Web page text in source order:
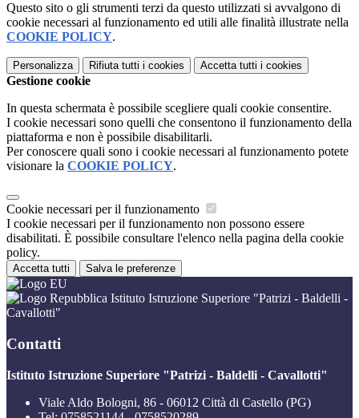
Questo sito o gli strumenti terzi da questo utilizzati si avvalgono di
cookie necessari al funzionamento ed utili alle finalità illustrate nella
COOKIE POLICY.
Personalizza Rifiuta tutti i cookies Accetta tutti i cookies
Gestione cookie
In questa schermata è possibile scegliere quali cookie consentire.
I cookie necessari sono quelli che consentono il funzionamento della
piattaforma e non è possibile disabilitarli.
Per conoscere quali sono i cookie necessari al funzionamento potete
visionare la COOKIE POLICY.
Cookie necessari per il funzionamento
I cookie necessari per il funzionamento non possono essere
disabilitati. È possibile consultare l'elenco nella pagina della cookie
policy.
Accetta tutti Salva le preferenze
Istituto Istruzione Superiore "Patrizi - Baldelli -
Cavallotti"
Contatti
Istituto Istruzione Superiore "Patrizi - Baldelli - Cavallotti"
Viale Aldo Bologni, 86 - 06012 Città di Castello (PG)